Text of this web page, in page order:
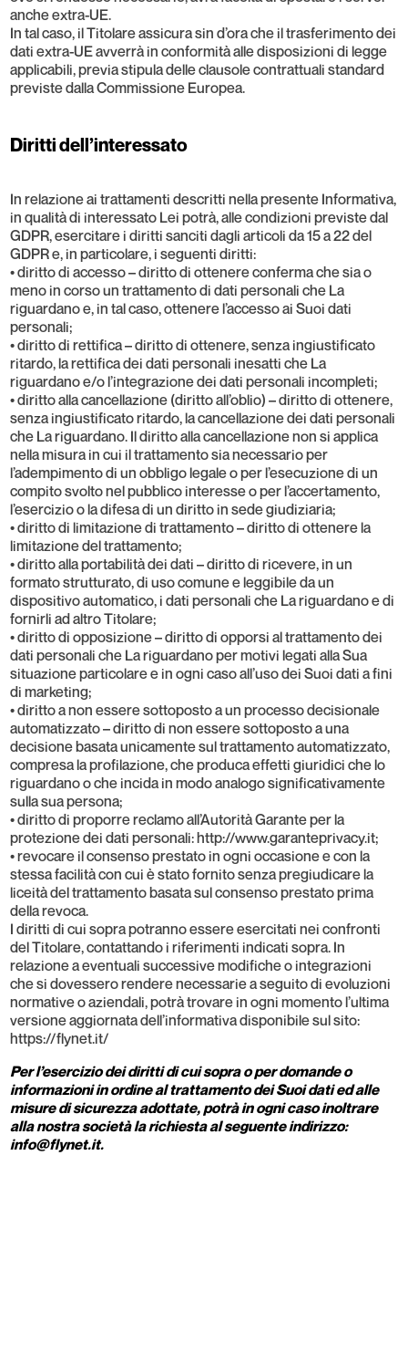
anche extra-UE.
In tal caso, il Titolare assicura sin d’ora che il trasferimento dei
dati extra-UE avverrà in conformità alle disposizioni di legge
applicabili, previa stipula delle clausole contrattuali standard
previste dalla Commissione Europea.
Diritti dell’interessato
In relazione ai trattamenti descritti nella presente Informativa,
in qualità di interessato Lei potrà, alle condizioni previste dal
GDPR, esercitare i diritti sanciti dagli articoli da 15 a 22 del
GDPR e, in particolare, i seguenti diritti:
• diritto di accesso – diritto di ottenere conferma che sia o
meno in corso un trattamento di dati personali che La
riguardano e, in tal caso, ottenere l’accesso ai Suoi dati
personali;
• diritto di rettifica – diritto di ottenere, senza ingiustificato
ritardo, la rettifica dei dati personali inesatti che La
riguardano e/o l’integrazione dei dati personali incompleti;
• diritto alla cancellazione (diritto all’oblio) – diritto di ottenere,
senza ingiustificato ritardo, la cancellazione dei dati personali
che La riguardano. Il diritto alla cancellazione non si applica
nella misura in cui il trattamento sia necessario per
l’adempimento di un obbligo legale o per l’esecuzione di un
compito svolto nel pubblico interesse o per l’accertamento,
l’esercizio o la difesa di un diritto in sede giudiziaria;
• diritto di limitazione di trattamento – diritto di ottenere la
limitazione del trattamento;
• diritto alla portabilità dei dati – diritto di ricevere, in un
formato strutturato, di uso comune e leggibile da un
dispositivo automatico, i dati personali che La riguardano e di
fornirli ad altro Titolare;
• diritto di opposizione – diritto di opporsi al trattamento dei
dati personali che La riguardano per motivi legati alla Sua
situazione particolare e in ogni caso all’uso dei Suoi dati a fini
di marketing;
• diritto a non essere sottoposto a un processo decisionale
automatizzato – diritto di non essere sottoposto a una
decisione basata unicamente sul trattamento automatizzato,
compresa la profilazione, che produca effetti giuridici che lo
riguardano o che incida in modo analogo significativamente
sulla sua persona;
• diritto di proporre reclamo all’Autorità Garante per la
protezione dei dati personali: http://www.garanteprivacy.it;
• revocare il consenso prestato in ogni occasione e con la
stessa facilità con cui è stato fornito senza pregiudicare la
liceità del trattamento basata sul consenso prestato prima
della revoca.
I diritti di cui sopra potranno essere esercitati nei confronti
del Titolare, contattando i riferimenti indicati sopra. In
relazione a eventuali successive modifiche o integrazioni
che si dovessero rendere necessarie a seguito di evoluzioni
normative o aziendali, potrà trovare in ogni momento l’ultima
versione aggiornata dell’informativa disponibile sul sito:
https://flynet.it/
Per l’esercizio dei diritti di cui sopra o per domande o
informazioni in ordine al trattamento dei Suoi dati ed alle
misure di sicurezza adottate, potrà in ogni caso inoltrare
alla nostra società la richiesta al seguente indirizzo:
info@flynet.it.